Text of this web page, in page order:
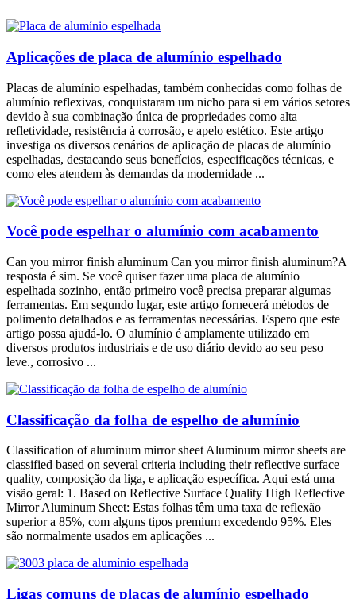
Aplicações de placa de alumínio espelhado
Placas de alumínio espelhadas, também conhecidas como folhas de
alumínio reflexivas, conquistaram um nicho para si em vários setores
devido à sua combinação única de propriedades como alta
refletividade, resistência à corrosão, e apelo estético. Este artigo
investiga os diversos cenários de aplicação de placas de alumínio
espelhadas, destacando seus benefícios, especificações técnicas, e
como eles atendem às demandas da modernidade ...
Você pode espelhar o alumínio com acabamento
Can you mirror finish aluminum Can you mirror finish aluminum?A
resposta é sim. Se você quiser fazer uma placa de alumínio
espelhada sozinho, então primeiro você precisa preparar algumas
ferramentas. Em segundo lugar, este artigo fornecerá métodos de
polimento detalhados e as ferramentas necessárias. Espero que este
artigo possa ajudá-lo. O alumínio é amplamente utilizado em
diversos produtos industriais e de uso diário devido ao seu peso
leve., corrosivo ...
Classificação da folha de espelho de alumínio
Classification of aluminum mirror sheet Aluminum mirror sheets are
classified based on several criteria including their reflective surface
quality, composição da liga, e aplicação específica. Aqui está uma
visão geral: 1. Based on Reflective Surface Quality High Reflective
Mirror Aluminum Sheet: Estas folhas têm uma taxa de reflexão
superior a 85%, com alguns tipos premium excedendo 95%. Eles
são normalmente usados ​​em aplicações ...
Ligas comuns de placas de alumínio espelhado